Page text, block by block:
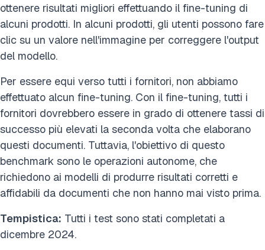
ottenere risultati migliori effettuando il fine-tuning di
alcuni prodotti. In alcuni prodotti, gli utenti possono fare
clic su un valore nell'immagine per correggere l'output
del modello.
Per essere equi verso tutti i fornitori, non abbiamo
effettuato alcun fine-tuning. Con il fine-tuning, tutti i
fornitori dovrebbero essere in grado di ottenere tassi di
successo più elevati la seconda volta che elaborano
questi documenti. Tuttavia, l'obiettivo di questo
benchmark sono le operazioni autonome, che
richiedono ai modelli di produrre risultati corretti e
affidabili da documenti che non hanno mai visto prima.
Tempistica: Tutti i test sono stati completati a
dicembre 2024.